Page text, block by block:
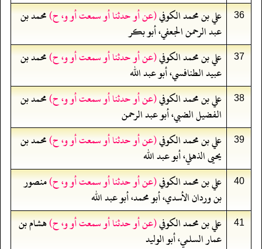
36 علي بن محمد الكوفي(عن أو حدثنا أو سمعت أو و، ح)محمد بن
عبد الرحمن الجعفي، أبو بكر
37 علي بن محمد الكوفي(عن أو حدثنا أو سمعت أو و، ح)محمد بن
عبيد الطنافسي، أبو عبد الله
38 علي بن محمد الكوفي(عن أو حدثنا أو سمعت أو و، ح)محمد بن
الفضيل الضبي، أبو عبد الرحمن
39 علي بن محمد الكوفي(عن أو حدثنا أو سمعت أو و، ح)محمد بن
يحيى الذهلي، أبو عبد الله
40 علي بن محمد الكوفي(عن أو حدثنا أو سمعت أو و، ح)منصور
بن وردان الأسدي، أبو محمد، أبو عبد الله
41 علي بن محمد الكوفي(عن أو حدثنا أو سمعت أو و، ح)هشام بن
عمار السلمي، أبو الوليد